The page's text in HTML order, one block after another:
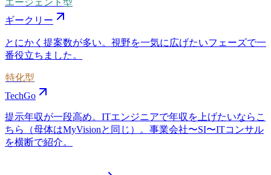
エージェント型
ギークリー
とにかく提案数が多い。視野を一気に広げたいフェーズで一
番役立ちました。
特化型
TechGo
提示年収が一段高め。ITエンジニアで年収を上げたいならこ
ちら（母体はMyVisionと同じ）。事業会社〜SI〜ITコンサル
を横断で紹介。